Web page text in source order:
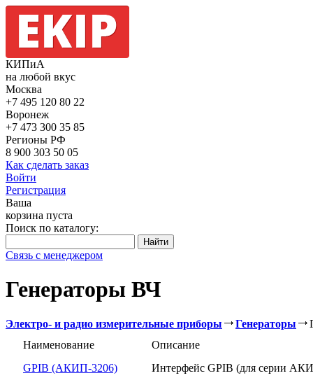
КИПиА
на любой вкус
Москва
+7 495 120 80 22
Воронеж
+7 473 300 35 85
Регионы РФ
8 900 303 50 05
Как сделать заказ
Войти
Регистрация
Ваша
корзина пуста
Поиск по каталогу:
Связь с менеджером
Генераторы ВЧ
Электро- и радио измерительные приборы Генераторы
Наименование
Описание
GPIB (АКИП-3206)
Интерфейс GPIB (для серии